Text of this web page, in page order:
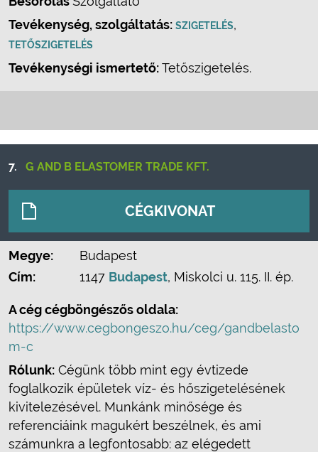
Tevékenység, szolgáltatás: SZIGETELÉS,
TETŐSZIGETELÉS
Tevékenységi ismertető:Tetőszigetelés.
7. G AND B ELASTOMER TRADE KFT.
CÉGKIVONAT
Megye:
Budapest
Cím:
1147 Budapest, Miskolci u. 115. II. ép.
A cég cégböngészős oldala:
https://www.cegbongeszo.hu/ceg/gandbelasto
m-c
Rólunk: Cégünk több mint egy évtizede
foglalkozik épületek víz- és hőszigetelésének
kivitelezésével. Munkánk minősége és
referenciáink magukért beszélnek, és ami
számunkra a legfontosabb: az elégedett